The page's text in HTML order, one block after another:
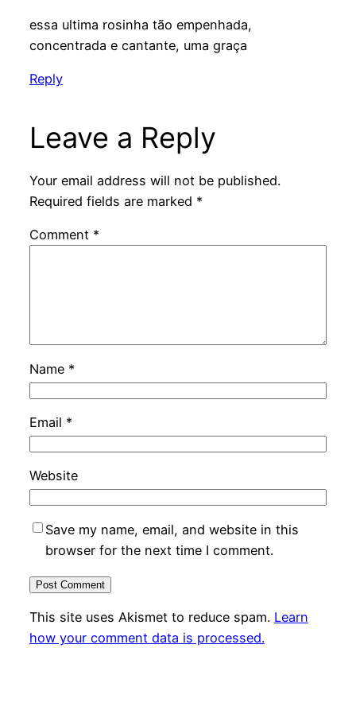
essa ultima rosinha tão empenhada,
concentrada e cantante, uma graça
Reply
Leave a Reply
Your email address will not be published.
Required fields are marked *
Comment *
Name *
Email *
Website
Save my name, email, and website in this
browser for the next time I comment.
This site uses Akismet to reduce spam. Learn
how your comment data is processed.